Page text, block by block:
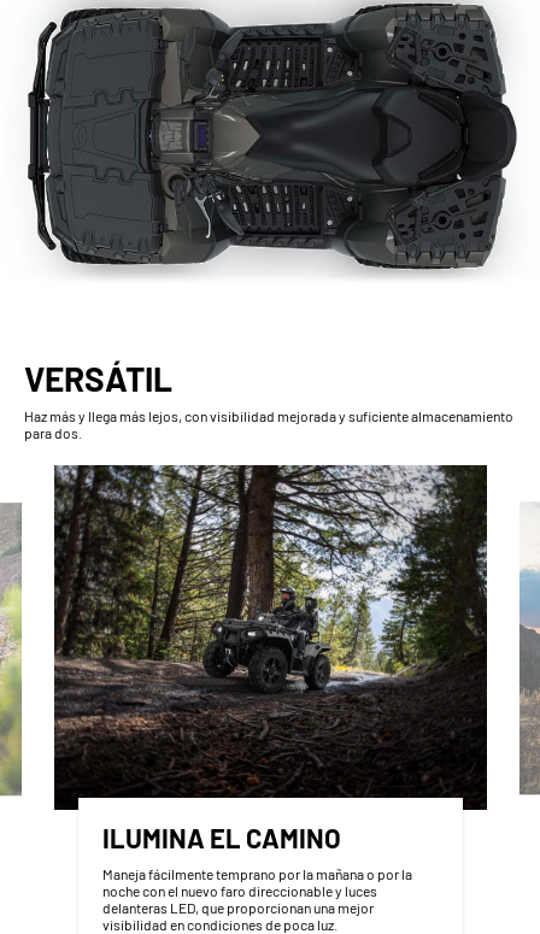
VERSÁTIL
Haz más y llega más lejos, con visibilidad mejorada y suficiente almacenamiento
para dos.
ILUMINA EL CAMINO
Maneja fácilmente temprano por la mañana o por la
noche con el nuevo faro direccionable y luces
delanteras LED, que proporcionan una mejor
visibilidad en condiciones de poca luz.